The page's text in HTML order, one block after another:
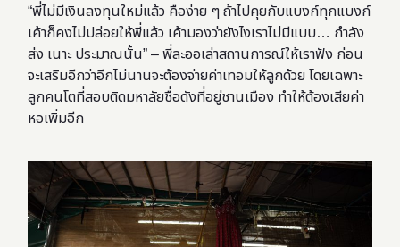
“พี่ไม่มีเงินลงทุนใหม่แล้ว คือง่าย ๆ ถ้าไปคุยกับแบงก์ทุกแบงก์
เค้าก็คงไม่ปล่อยให้พี่แล้ว เค้ามองว่ายังไงเราไม่มีแบบ… กำลัง
ส่ง เนาะ ประมาณนั้น” – พี่ละออเล่าสถานการณ์ให้เราฟัง ก่อน
จะเสริมอีกว่าอีกไม่นานจะต้องจ่ายค่าเทอมให้ลูกด้วย โดยเฉพาะ
ลูกคนโตที่สอบติดมหาลัยชื่อดังที่อยู่ชานเมือง ทำให้ต้องเสียค่า
หอเพิ่มอีก